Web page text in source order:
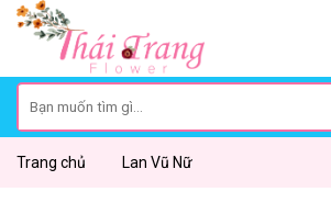
Skip
for:
Trang chủ Lan Vũ Nữ